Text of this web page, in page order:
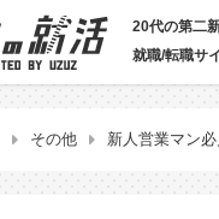
20代の第二
就職/転職サ
その他 新人営業マン